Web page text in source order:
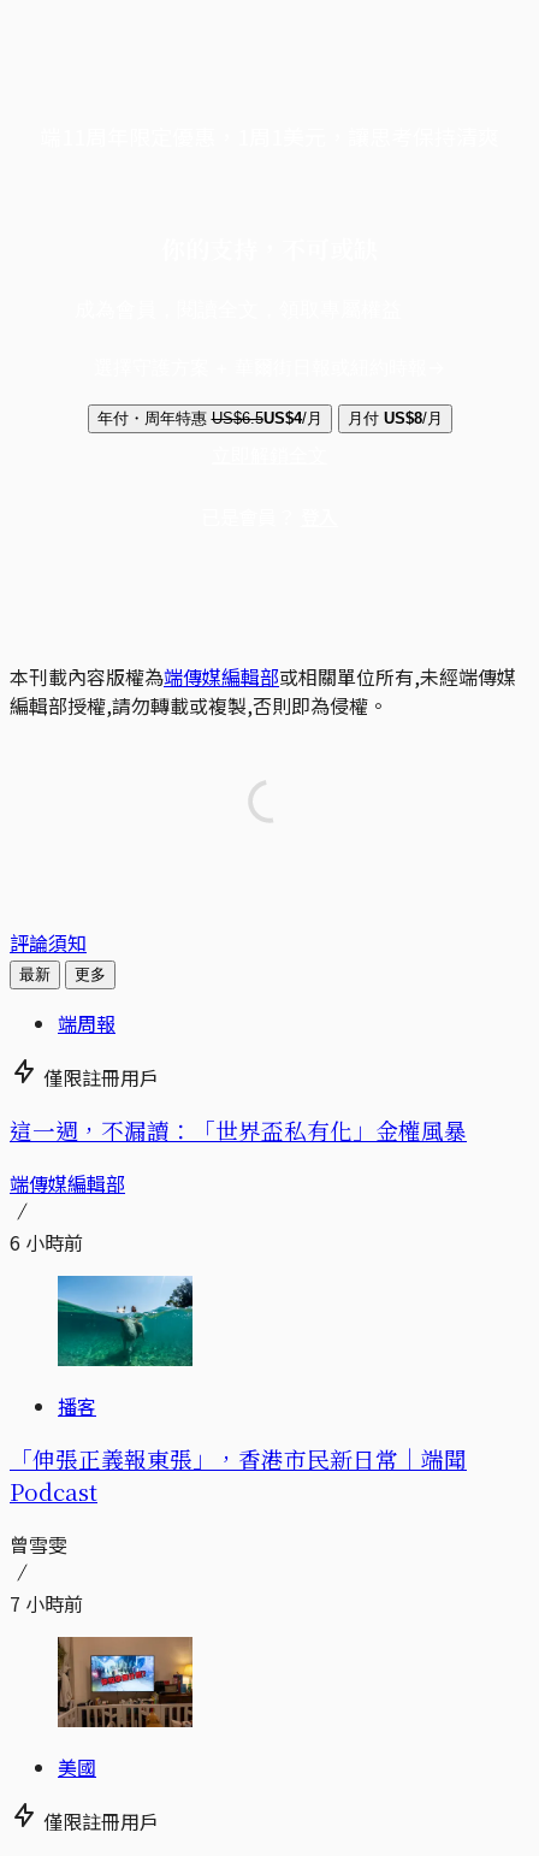
年付・周年特惠 US$6.5US$4/月 月付 US$8/月
本刊載內容版權為端傳媒編輯部或相關單位所有,未經端傳媒
編輯部授權,請勿轉載或複製,否則即為侵權。
評論須知
最新 更多
端周報
僅限註冊用戶
這一週，不漏讀：「世界盃私有化」金權風暴
端傳媒編輯部
6 小時前
播客
「伸張正義報東張」，香港市民新日常｜端聞
Podcast
曾雪雯
7 小時前
美國
僅限註冊用戶